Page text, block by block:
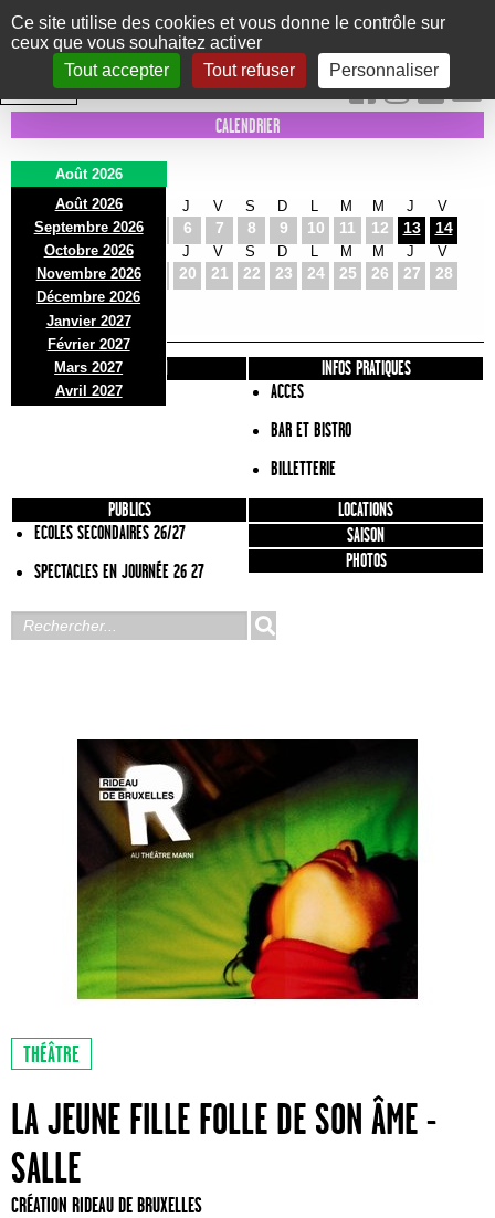
Panneau de gestion des cookies
Ce site utilise des cookies et vous donne le contrôle sur
ceux que vous souhaitez activer
Tout accepter
Tout refuser Personnaliser
Le Marni
CONCERTS DANSE/CIRQUE THÉÂTRE KIDS EXPOS EVENTS
INTRA MUROS
CALENDRIER
Août 2026
Août 2026
Septembre 2026
Octobre 2026
Novembre 2026
Décembre 2026
Janvier 2027
Février 2027
Mars 2027
Avril 2027
D
2
L
3
M
4
J
6
V
7
S
8
D
9 10
M
11
M
12
J
13
V
14
D
16
L
17
M
18
J
20
V
21
S
22
D
23 24
M
25
M
26
J
27
V
28
D
30
L
31
PRÉSENTATION
INFOS PRATIQUES
ACCES
BAR ET BISTRO
BILLETTERIE
PUBLICS
ECOLES SECONDAIRES 26/27
SPECTACLES EN JOURNÉE 26 27
LOCATIONS
SAISON
PHOTOS
THÉÂTRE
LA JEUNE FILLE FOLLE DE SON ÂME -
SALLE
CRÉATION RIDEAU DE BRUXELLES